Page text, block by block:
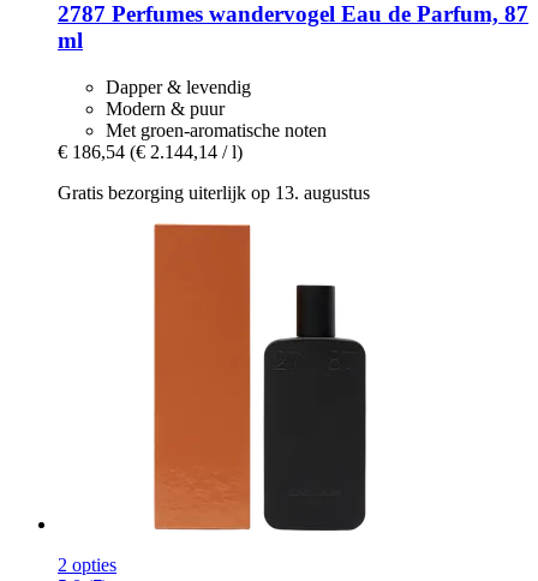
2787 Perfumes wandervogel Eau de Parfum, 87
ml
Dapper & levendig
Modern & puur
Met groen-aromatische noten
€ 186,54 (€ 2.144,14 / l)
Gratis bezorging uiterlijk op 13. augustus
2 opties